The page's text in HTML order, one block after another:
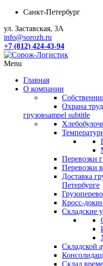
Санкт-Петербург
ул. Заставская, 3А
info@sorozh.ru
+7 (812) 424-43-94
Menu
Главная
О компании
Охрана
грузовsampel subtitle
Перевозки
Перевозки
Доставка
Петербурге
Кросс-
Складские
Складской
Склад